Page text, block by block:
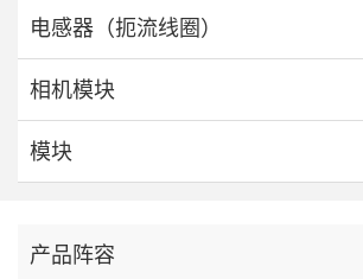
电感器（扼流线圈）
相机模块
模块
产品阵容